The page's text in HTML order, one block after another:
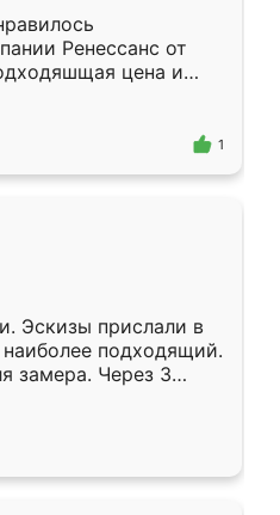
Ренессанс от
цена и
Приехавший
Владислав
самый
1
Эскизы прислали в
подходящий.
замера. Через 3
готова. Остались
Ренессанс
работу!